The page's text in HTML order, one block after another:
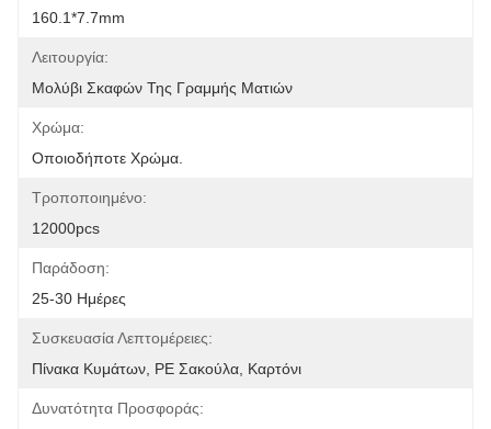
160.1*7.7mm
Λειτουργία:
Μολύβι Σκαφών Της Γραμμής Ματιών
Χρώμα:
Οποιοδήποτε Χρώμα.
Τροποποιημένο:
12000pcs
Παράδοση:
25-30 Ημέρες
Συσκευασία Λεπτομέρειες:
Πίνακα Κυμάτων, PE Σακούλα, Καρτόνι
Δυνατότητα Προσφοράς: